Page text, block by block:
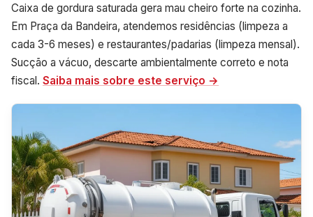
Caixa de gordura saturada gera mau cheiro forte na cozinha.
Em Praça da Bandeira, atendemos residências (limpeza a
cada 3-6 meses) e restaurantes/padarias (limpeza mensal).
Sucção a vácuo, descarte ambientalmente correto e nota
fiscal. Saiba mais sobre este serviço →